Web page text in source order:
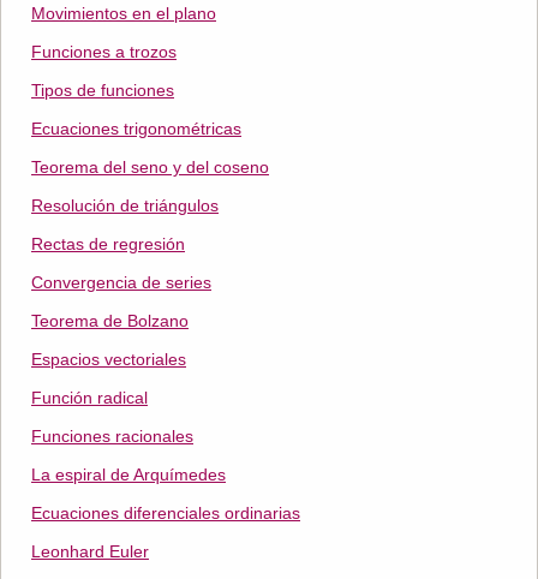
Movimientos en el plano
Funciones a trozos
Tipos de funciones
Ecuaciones trigonométricas
Teorema del seno y del coseno
Resolución de triángulos
Rectas de regresión
Convergencia de series
Teorema de Bolzano
Espacios vectoriales
Función radical
Funciones racionales
La espiral de Arquímedes
Ecuaciones diferenciales ordinarias
Leonhard Euler